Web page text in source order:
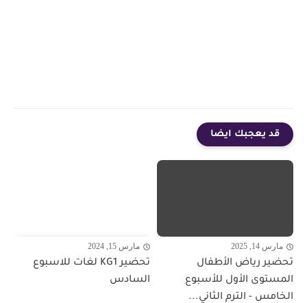
قد يعجبك ايضا
مارس 14, 2025
تحضير رياض الأطفال
المستوى الأول للأسبوع
الخامس - الترم الثاني...
مارس 15, 2024
تحضير KG1 لغات للاسبوع
السادس